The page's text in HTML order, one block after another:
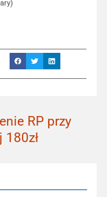
RP przy
180zł